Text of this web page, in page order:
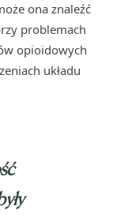
ona znaleźć
problemach
opioidowych
układu